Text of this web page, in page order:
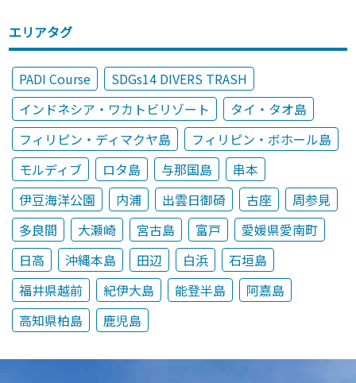
エリアタグ
PADI Course
SDGs14 DIVERS TRASH
インドネシア・ワカトビリゾート
タイ・タオ島
フィリピン・ディマクヤ島
フィリピン・ボホール島
モルディブ
ロタ島 与那国島
串本
伊豆海洋公園
内浦 出雲日御碕 古座
周参見
多良間
大瀬崎 宮古島 富戸
愛媛県愛南町
日高
沖縄本島 田辺 白浜
石垣島
福井県越前
紀伊大島 能登半島
阿嘉島
高知県柏島
鹿児島